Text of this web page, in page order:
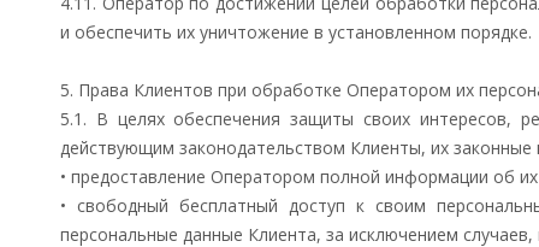
и обеспечить их уничтожение в установленном порядке.
5. Права Клиентов при обработке Оператором их
5.1. В целях обеспечения защиты своих интересов,
действующим законодательством Клиенты, их
• предоставление Оператором полной информации об
• свободный бесплатный доступ к своим
персональные данные Клиента, за исключением